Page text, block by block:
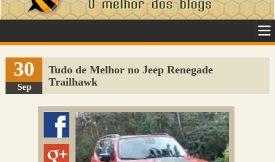
VeÃ­culos Adulto
Sugerir Link
Adicionar Blog
Colmeia Exchange
Perguntas Frequentes
30
Sep
Tudo de Melhor no Jeep Renegade
Trailhawk